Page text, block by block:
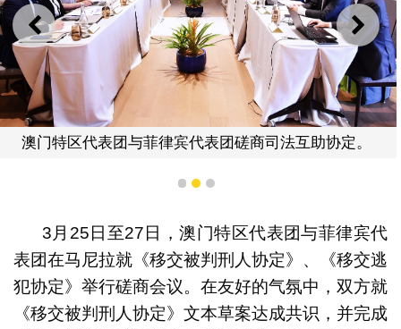
上一则 下一
澳门特区代表团与菲律宾代表团磋商司法互助协定。
1 2 3
3月25日至27日，澳门特区代表团与菲律宾代
表团在马尼拉就《移交被判刑人协定》、《移交逃
犯协定》举行磋商会议。在友好的气氛中，双方就
《移交被判刑人协定》文本草案达成共识，并完成